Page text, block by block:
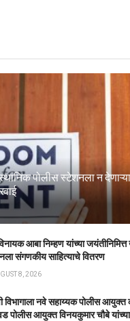
पोलीस स्टेशनला न
आबा निम्हण यांच्या
संगणकीय साहित्याचे वितरण
8, 2026
विभागाला नवे सहाय्यक पोलीस आयुक्त
पोलीस आयुक्त विनयकुमार चौबे